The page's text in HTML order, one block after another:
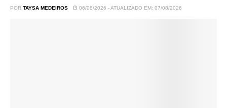
POR TAYSA MEDEIROS 06/08/2026 - ATUALIZADO EM: 07/08/2026